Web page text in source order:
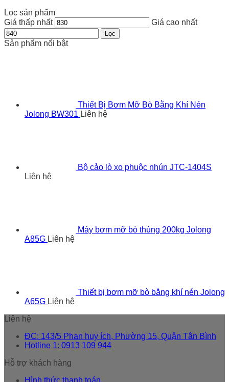
Lọc sản phẩm
Giá thấp nhất
Giá cao nhất
Lọc
Sản phẩm nổi bật
Thiết Bị Bơm Mỡ Bò Bằng Khí Nén
Jolong BW301 Liên hệ
Bộ cảo lò xo phuộc nhún JTC-1404S
Liên hệ
Máy bơm mỡ bò thùng 200kg Jolong
A85G Liên hệ
Thiết bị bơm mỡ bò bằng khí nén Jolong
A65G Liên hệ
Liên hệ
ĐC: 143/5 Phan huy ích, Phường 15, Quận Tân Bình
Hotline 1: 0913 109 944
Hỗ trợ khách hàng
Hình thức thanh toán